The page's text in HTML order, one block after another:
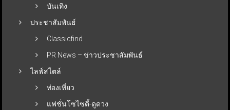
บันเทิง
ประชาสัมพันธ์
Classicfind
PR News – ข่าวประชาสัมพันธ์
ไลฟ์สไตล์
ท่องเที่ยว
แฟชั่นโซไซตี้-ดูดวง